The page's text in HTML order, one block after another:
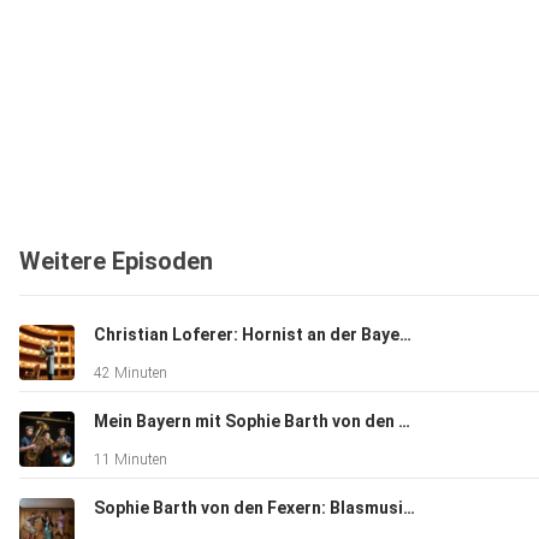
Weitere Episoden
Christian Loferer: Hornist an der Bayerischen Staatsoper über Heimat, Tradition und Musik
42 Minuten
Mein Bayern mit Sophie Barth von den Fexern
11 Minuten
Sophie Barth von den Fexern: Blasmusik zwischen Tradition und Moderne